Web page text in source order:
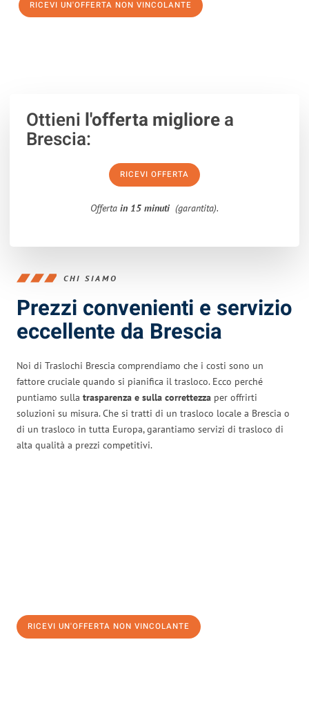
RICEVI UN'OFFERTA NON VINCOLANTE
Ottieni l'offerta migliorea
Brescia:
RICEVI OFFERTA
Offerta in 15 minuti (garantita).
CHI SIAMO
Prezzi convenienti e servizio
eccellente da Brescia
Noi di Traslochi Brescia comprendiamo che i costi sono un
fattore cruciale quando si pianifica il trasloco. Ecco perché
puntiamo sulla trasparenza e sulla correttezza per offrirti
soluzioni su misura. Che si tratti di un trasloco locale a Brescia o
di un trasloco in tutta Europa, garantiamo servizi di trasloco di
alta qualità a prezzi competitivi.
RICEVI UN'OFFERTA NON VINCOLANTE